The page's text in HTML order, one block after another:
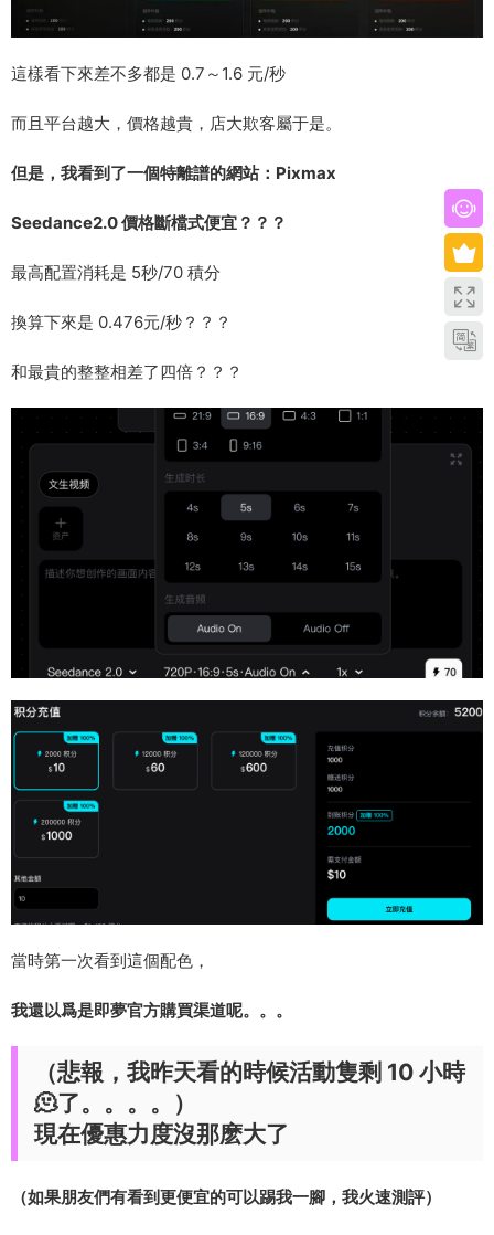
這樣看下來差不多都是 0.7～1.6 元/秒
而且平台越大，價格越貴，店大欺客屬于是。
但是，我看到了一個特離譜的網站：Pixmax
Seedance2.0 價格斷檔式便宜？？？
最高配置消耗是 5秒/70 積分
換算下來是 0.476元/秒？？？
和最貴的整整相差了四倍？？？
當時第一次看到這個配色，
我還以爲是即夢官方購買渠道呢。。。
（悲報，我昨天看的時候活動隻剩 10 小時
🫠了。。。。）
現在優惠力度沒那麽大了
（如果朋友們有看到更便宜的可以踢我一腳，我火速測評）